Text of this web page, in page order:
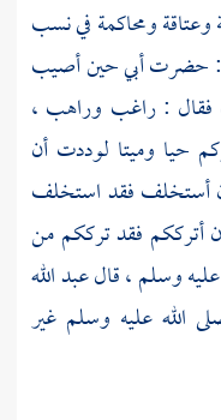
وعتاقة ومحاكمة في نسب
حضرت أبي حين أصيب
، فقال : راغب وراهب ،
حيا وميتا لوددت أن
أستخلف فقد استخلف
أترككم فقد ترككم من
وسلم ، قالعبد الله
الله عليه وسلم غير